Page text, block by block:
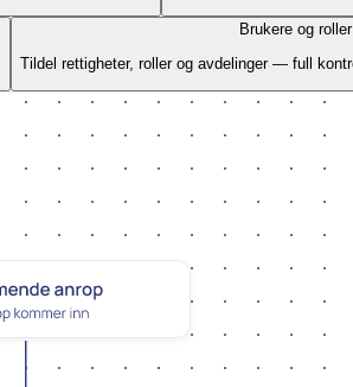
Brukere og roller
Tildel rettigheter, roller og avdelinger — full